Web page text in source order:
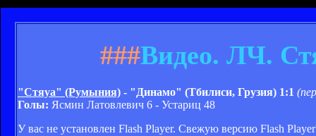
###Видео. ЛЧ.
"Стяуа" (Румыния) - "Динамо" (Тбилиси, Грузия) 1:1
Голы: Ясмин Латовлевич 6 - Устариц 48
У вас не установлен Flash Player. Свежую версию Flash